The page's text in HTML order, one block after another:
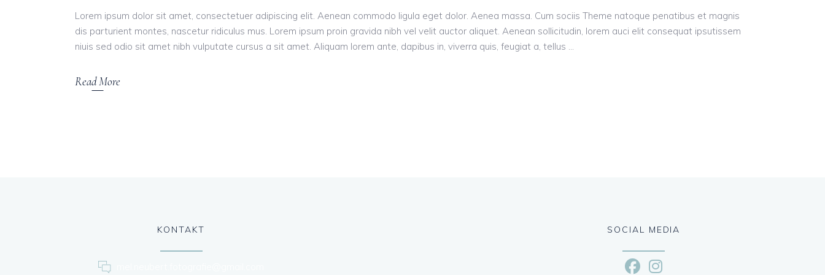
Lorem ipsum dolor sit amet, consectetuer adipiscing elit. Aenean commodo ligula eget dolor. Aenea massa. Cum sociis Theme natoque penatibus et magnis
dis parturient montes, nascetur ridiculus mus. Lorem ipsum proin gravida nibh vel velit auctor aliquet. Aenean sollicitudin, lorem auci elit consequat ipsutissem
niuis sed odio sit amet nibh vulputate cursus a sit amet. Aliquam lorem ante, dapibus in, viverra quis, feugiat a, tellus
Read More
KONTAKT SOCIAL MEDIA